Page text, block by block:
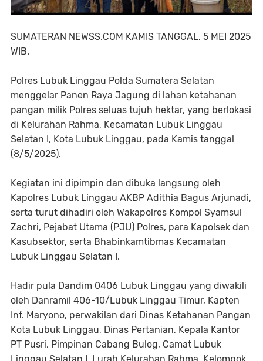
SUMATERAN NEWSS.COM KAMIS TANGGAL, 5 MEI 2025
WIB.
Polres Lubuk Linggau Polda Sumatera Selatan
menggelar Panen Raya Jagung di lahan ketahanan
pangan milik Polres seluas tujuh hektar, yang berlokasi
di Kelurahan Rahma, Kecamatan Lubuk Linggau
Selatan I, Kota Lubuk Linggau, pada Kamis tanggal
(8/5/2025).
Kegiatan ini dipimpin dan dibuka langsung oleh
Kapolres Lubuk Linggau AKBP Adithia Bagus Arjunadi,
serta turut dihadiri oleh Wakapolres Kompol Syamsul
Zachri, Pejabat Utama (PJU) Polres, para Kapolsek dan
Kasubsektor, serta Bhabinkamtibmas Kecamatan
Lubuk Linggau Selatan I.
Hadir pula Dandim 0406 Lubuk Linggau yang diwakili
oleh Danramil 406-10/Lubuk Linggau Timur, Kapten
Inf. Maryono, perwakilan dari Dinas Ketahanan Pangan
Kota Lubuk Linggau, Dinas Pertanian, Kepala Kantor
PT Pusri, Pimpinan Cabang Bulog, Camat Lubuk